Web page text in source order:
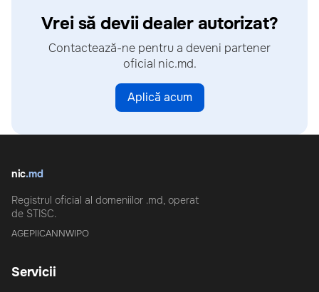
Vrei să devii dealer autorizat?
Contactează-ne pentru a deveni partener
oficial nic.md.
Aplică acum
nic.md
Registrul oficial al domeniilor .md, operat
de STISC.
AGEPIICANNWIPO
Servicii